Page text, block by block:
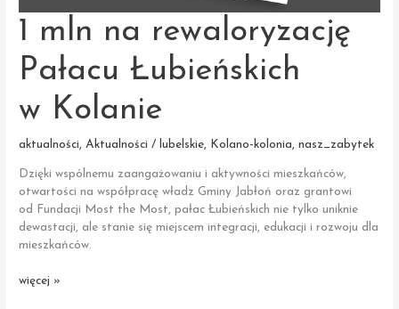
1 mln na rewaloryzację
Pałacu Łubieńskich
w Kolanie
aktualności,Aktualności / lubelskie, Kolano-kolonia,nasz_zabytek
Dzięki wspólnemu zaangażowaniu i aktywności mieszkańców,
otwartości na współpracę władz Gminy Jabłoń oraz grantowi
od Fundacji Most the Most, pałac Łubieńskich nie tylko uniknie
dewastacji, ale stanie się miejscem integracji, edukacji i rozwoju dla
mieszkańców.
1więcej »